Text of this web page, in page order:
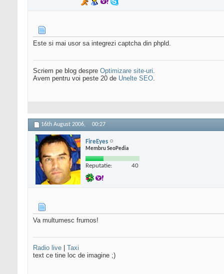
Este si mai usor sa integrezi captcha din phpld.
Scriem pe blog despre Optimizare site-uri.
Avem pentru voi peste 20 de Unelte SEO.
16th August 2006, 00:27
FireEyes
Membru SeoPedia
Reputatie: 40
Va multumesc frumos!
Radio live
Taxi
text ce tine loc de imagine ;)